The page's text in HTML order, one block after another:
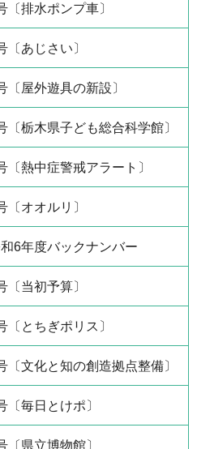
〔排水ポンプ車〕
〔あじさい〕
〔屋外遊具の新設〕
〔栃木県子ども総合科学館〕
〔熱中症警戒アラート〕
〔オオルリ〕
6年度バックナンバー
〔当初予算〕
〔とちぎポリス〕
〔文化と知の創造拠点整備〕
〔毎日とけポ〕
〔県立博物館〕